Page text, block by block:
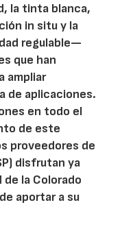
la tinta blanca,
in situ y la
regulable—
que han
ampliar
de aplicaciones.
en todo el
de este
proveedores de
disfrutan ya
de la Colorado
aportar a su